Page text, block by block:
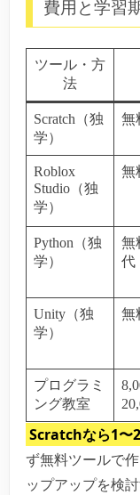
費用と学習
ツール・方
法
Scratch（独
学）
無
Roblox
Studio（独
学）
無
Python（独
学）
無
代
Unity（独
学）
無
プログラミ
ング教室
Scratchなら1〜
ず無料ツールで
ップアップを検